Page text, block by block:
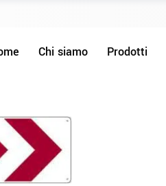
Chi siamo Prodotti